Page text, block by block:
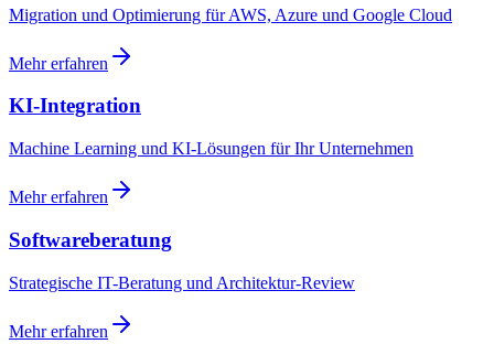
Migration und Optimierung für AWS, Azure und Google Cloud
Mehr erfahren
KI-Integration
Machine Learning und KI-Lösungen für Ihr Unternehmen
Mehr erfahren
Softwareberatung
Strategische IT-Beratung und Architektur-Review
Mehr erfahren